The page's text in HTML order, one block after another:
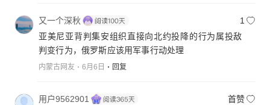
又一个深秋
1
亚美尼亚背判集安组织直接向北约投降的行为属投敌
判变行为，俄罗斯应该用军事行动处理
内蒙古网友 6月6日 回复
用户9562901
首赞